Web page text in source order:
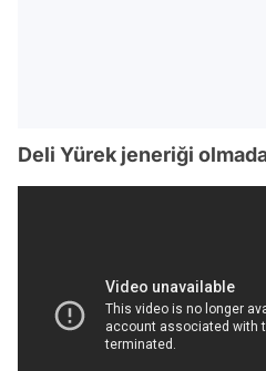
Deli Yürek jeneriği